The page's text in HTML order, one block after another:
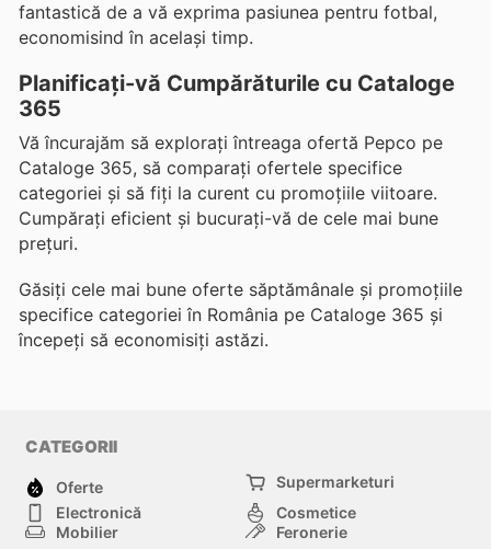
fantastică de a vă exprima pasiunea pentru fotbal,
economisind în același timp.
Planificați-vă Cumpărăturile cu Cataloge
365
Vă încurajăm să explorați întreaga ofertă Pepco pe
Cataloge 365, să comparați ofertele specifice
categoriei și să fiți la curent cu promoțiile viitoare.
Cumpărați eficient și bucurați-vă de cele mai bune
prețuri.
Găsiți cele mai bune oferte săptămânale și promoțiile
specifice categoriei în România pe Cataloge 365 și
începeți să economisiți astăzi.
CATEGORII
Oferte
Supermarketuri
Electronică
Cosmetice
Mobilier
Feronerie